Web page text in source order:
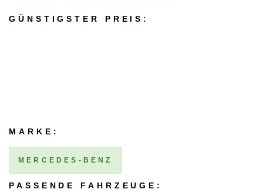
GÜNSTIGSTER PREIS:
MARKE:
MERCEDES-BENZ
PASSENDE FAHRZEUGE: